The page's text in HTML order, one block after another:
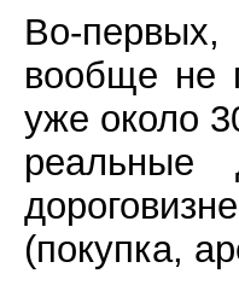
Во-первых,
вообще не
уже около
реальные
(покупка,